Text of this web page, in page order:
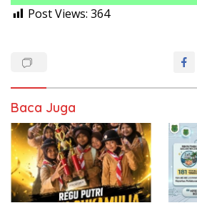
Post Views: 364
Baca Juga